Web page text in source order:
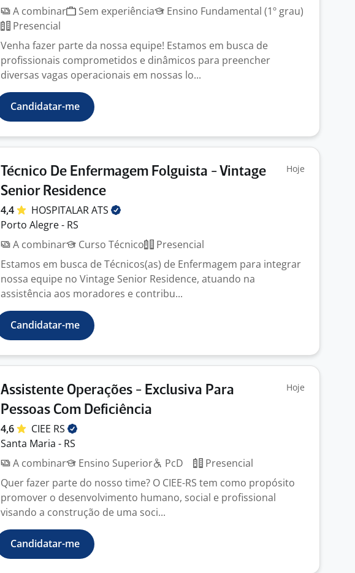
A combinar
Sem experiência
Ensino Fundamental (1º grau)
Presencial
Venha fazer parte da nossa equipe! Estamos em busca de
profissionais comprometidos e dinâmicos para preencher
diversas vagas operacionais em nossas lo...
Candidatar-me
Técnico De Enfermagem Folguista - Vintage
Senior Residence
Hoje
4,4 HOSPITALARATS
Porto Alegre - RS
A combinar
Curso Técnico
Presencial
Estamos em busca de Técnicos(as) de Enfermagem para integrar
nossa equipe no Vintage Senior Residence, atuando na
assistência aos moradores e contribu...
Candidatar-me
Assistente Operações - Exclusiva Para
Pessoas Com Deficiência
Hoje
4,6 CIEE RS
Santa Maria - RS
A combinar
Ensino Superior PcD
Presencial
Quer fazer parte do nosso time? O CIEE-RS tem como propósito
promover o desenvolvimento humano, social e profissional
visando a construção de uma soci...
Candidatar-me